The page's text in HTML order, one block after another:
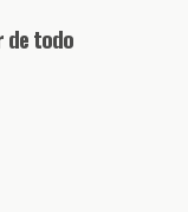
de todo